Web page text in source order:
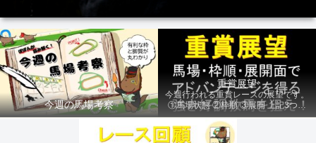
今週の馬場考察
重賞展望
今週行われる重賞レースの展望です。
①馬場状態 ②枠順 ③展開 上記3つの
ファクターから有利にレースを運べる
馬を導き、追い切りの動きを加味して
最終評価を下します。